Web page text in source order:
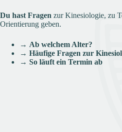
Du hast Fragen zur Kinesiologie, zu
Orientierung geben.
→ Ab welchem Alter?
→ Häufige Fragen zur
→ So läuft ein Termin ab